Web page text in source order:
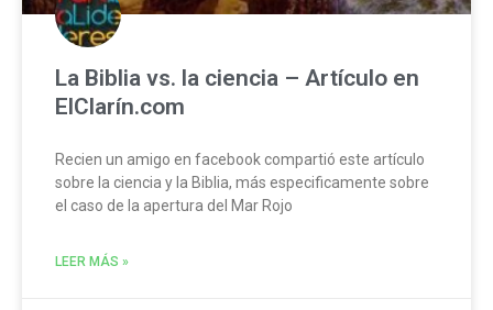
La Biblia vs. la ciencia – Artículo en
ElClarín.com
Recien un amigo en facebook compartió este artículo
sobre la ciencia y la Biblia, más especificamente sobre
el caso de la apertura del Mar Rojo
LEER MÁS »